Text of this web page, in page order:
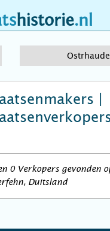
|
0 Verkopers gevonden
Duitsland